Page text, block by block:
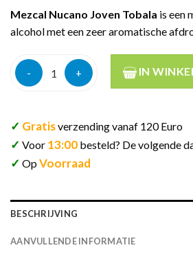
Mezcal Nucano Joven Tobala is een
alcohol met een zeer aromatische
Mezcal nucano joven tobala aantal
IN
✓ Gratisverzending vanaf 120 Euro
✓ Voor 13:00 besteld? De volgende
✓ OpVoorraad
BESCHRIJVING
AANVULLENDE INFORMATIE